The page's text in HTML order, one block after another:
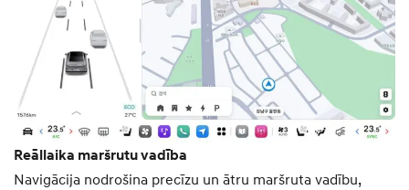
Reāllaika maršrutu vadība
Navigācija nodrošina precīzu un ātru maršruta vadību,